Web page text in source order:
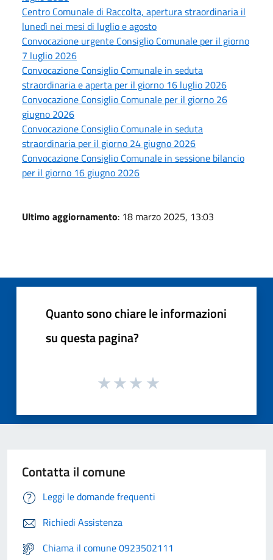
Centro Comunale di Raccolta, apertura straordinaria il
lunedì nei mesi di luglio e agosto
Convocazione urgente Consiglio Comunale per il giorno
7 luglio 2026
Convocazione Consiglio Comunale in seduta
straordinaria e aperta per il giorno 16 luglio 2026
Convocazione Consiglio Comunale per il giorno 26
giugno 2026
Convocazione Consiglio Comunale in seduta
straordinaria per il giorno 24 giugno 2026
Convocazione Consiglio Comunale in sessione bilancio
per il giorno 16 giugno 2026
Ultimo aggiornamento: 18 marzo 2025, 13:03
Quanto sono chiare le informazioni
su questa pagina?
Contatta il comune
Leggi le domande frequenti
Richiedi Assistenza
Chiama il comune 0923502111